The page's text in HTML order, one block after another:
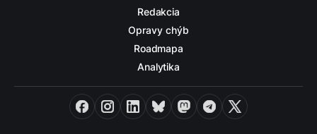
Redakcia
Opravy chýb
Roadmapa
Analytika
FacebookInstagramLinkedInBlueskyMastodon
Telegram
X